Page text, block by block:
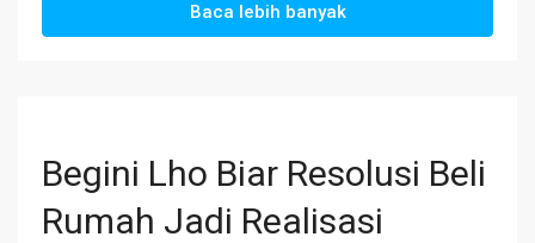
Baca lebih banyak
Begini Lho Biar Resolusi Beli
Rumah Jadi Realisasi